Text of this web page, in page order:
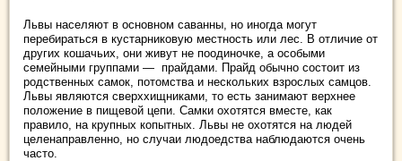
Львы населяют в основном саванны, но иногда могут
перебираться в кустарниковую местность или лес. В отличие от
других кошачьих, они живут не поодиночке, а особыми
семейными группами — прайдами. Прайд обычно состоит из
родственных самок, потомства и нескольких взрослых самцов.
Львы являются сверххищниками, то есть занимают верхнее
положение в пищевой цепи. Самки охотятся вместе, как
правило, на крупных копытных. Львы не охотятся на людей
целенаправленно, но случаи людоедства наблюдаются очень
часто.